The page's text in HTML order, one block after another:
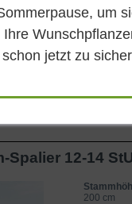
Spalier 12-14
200 cm
um
Ihre
schon jetzt zu